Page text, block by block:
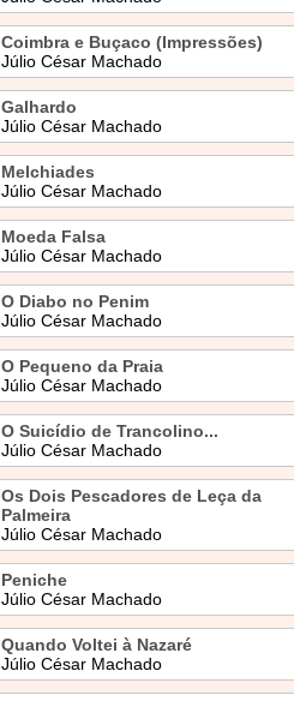
Coimbra e Buçaco (Impressões)
Júlio César Machado
Galhardo
Júlio César Machado
Melchiades
Júlio César Machado
Moeda Falsa
Júlio César Machado
O Diabo no Penim
Júlio César Machado
O Pequeno da Praia
Júlio César Machado
O Suicídio de Trancolino...
Júlio César Machado
Os Dois Pescadores de Leça da
Palmeira
Júlio César Machado
Peniche
Júlio César Machado
Quando Voltei à Nazaré
Júlio César Machado